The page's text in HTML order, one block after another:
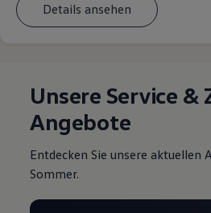
Details ansehen
Unsere Service &
Angebote
Entdecken Sie unsere aktuellen
Sommer.